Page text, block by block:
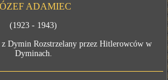
ADAMIEC
(1923 - 1943)
Dymin Rozstrzelany przez Hitlerowców w
Dyminach.